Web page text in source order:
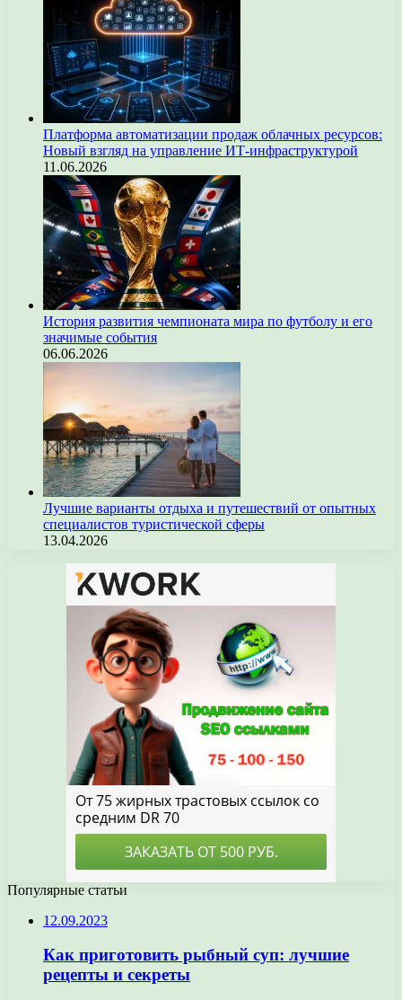
Платформа автоматизации продаж облачных ресурсов:
Новый взгляд на управление ИТ-инфраструктурой
11.06.2026
История развития чемпионата мира по футболу и его
значимые события
06.06.2026
Лучшие варианты отдыха и путешествий от опытных
специалистов туристической сферы
13.04.2026
Популярные статьи
12.09.2023
Как приготовить рыбный суп: лучшие
рецепты и секреты